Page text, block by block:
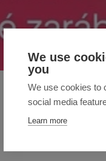
We use
you
We use cookies to
social media
Learn more